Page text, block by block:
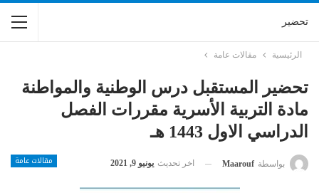
تحضير
الرئيسية مقالات عامة
تحضير المستقبل درس الوطنية والمواطنة
مادة التربية الأسرية مقررات الفصل
الدراسي الاول 1443 هـ
مقالات عامة بواسطة Maarouf اخر تحديث يونيو 9, 2021